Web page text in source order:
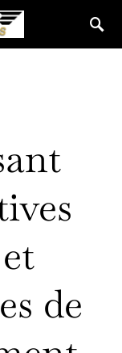
de